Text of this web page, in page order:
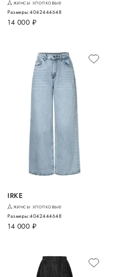
Джинсы хлопковые
14 000 руб.
Размеры:4042444648
IRKE
Джинсы хлопковые
14 000 руб.
Размеры:4042444648